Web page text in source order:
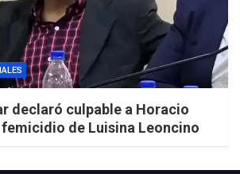
declaró culpable a Horacio
de Luisina Leoncino